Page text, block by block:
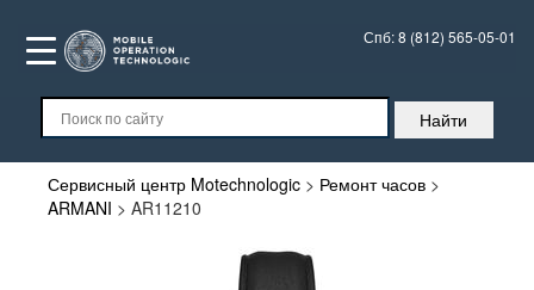
Спб:8 (812) 565-05-01
Сервисный центр Motechnologic > Ремонт часов >
ARMANI > AR11210